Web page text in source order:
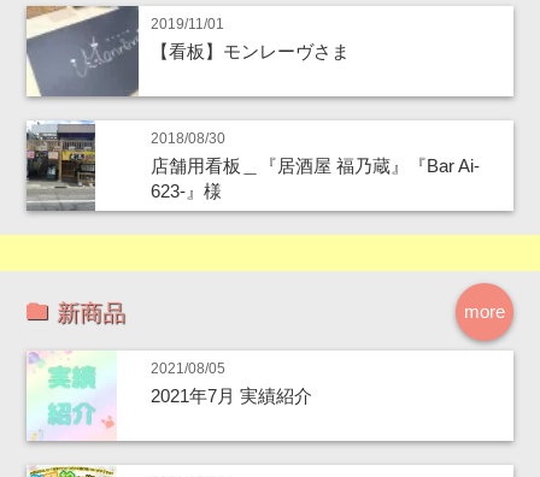
2019/11/01
【看板】モンレーヴさま
2018/08/30
店舗用看板＿『居酒屋 福乃蔵』『Bar Ai-
623-』様
more
新商品
2021/08/05
2021年7月 実績紹介